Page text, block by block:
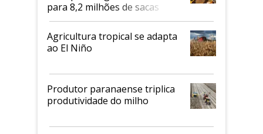
para 8,2 milhões de sacas
Agricultura tropical se adapta
ao El Niño
Produtor paranaense triplica
produtividade do milho